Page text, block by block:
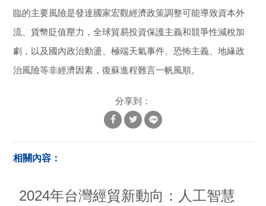
臨的主要風險是發達國家宏觀經濟政策調整可能導致資本外
流、貨幣貶值壓力，全球貿易投資保護主義和競爭性減稅加
劇，以及國內政治動盪、極端天氣事件、恐怖主義、地緣政
治風險等非經濟因素，復蘇進程難言一帆風順。
分享到：
相關內容：
2024年台灣經貿新動向：人工智慧